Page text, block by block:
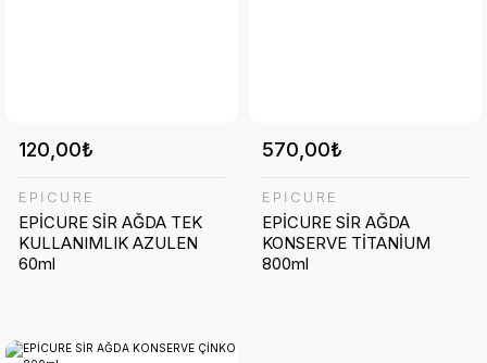
120,00₺
EPİCURE
EPİCURE SİR AĞDA TEK
KULLANIMLIK AZULEN
60ml
570,00₺
EPİCURE
EPİCURE SİR AĞDA
KONSERVE TİTANİUM
800ml